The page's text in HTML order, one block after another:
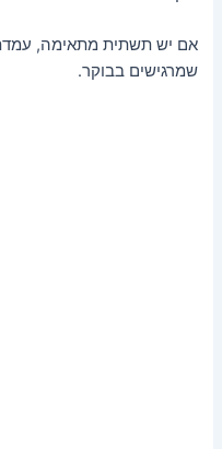
אם יש תשתית מתאימה, עמדת
שמרגישים בבוקר.